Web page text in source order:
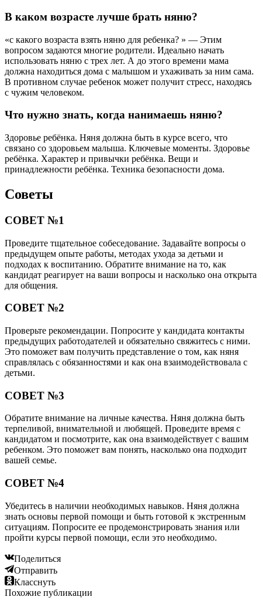
В каком возрасте лучше брать няню?
«с какого возраста взять няню для ребенка? » — Этим
вопросом задаются многие родители. Идеально начать
использовать няню с трех лет. А до этого времени мама
должна находиться дома с малышом и ухаживать за ним сама.
В противном случае ребенок может получит стресс, находясь
с чужим человеком.
Что нужно знать, когда нанимаешь няню?
Здоровье ребёнка. Няня должна быть в курсе всего, что
связано со здоровьем малыша. Ключевые моменты. Здоровье
ребёнка. Характер и привычки ребёнка. Вещи и
принадлежности ребёнка. Техника безопасности дома.
Советы
СОВЕТ №1
Проведите тщательное собеседование. Задавайте вопросы о
предыдущем опыте работы, методах ухода за детьми и
подходах к воспитанию. Обратите внимание на то, как
кандидат реагирует на ваши вопросы и насколько она открыта
для общения.
СОВЕТ №2
Проверьте рекомендации. Попросите у кандидата контакты
предыдущих работодателей и обязательно свяжитесь с ними.
Это поможет вам получить представление о том, как няня
справлялась с обязанностями и как она взаимодействовала с
детьми.
СОВЕТ №3
Обратите внимание на личные качества. Няня должна быть
терпеливой, внимательной и любящей. Проведите время с
кандидатом и посмотрите, как она взаимодействует с вашим
ребенком. Это поможет вам понять, насколько она подходит
вашей семье.
СОВЕТ №4
Убедитесь в наличии необходимых навыков. Няня должна
знать основы первой помощи и быть готовой к экстренным
ситуациям. Попросите ее продемонстрировать знания или
пройти курсы первой помощи, если это необходимо.
Поделиться
Отправить
Класснуть
Похожие публикации